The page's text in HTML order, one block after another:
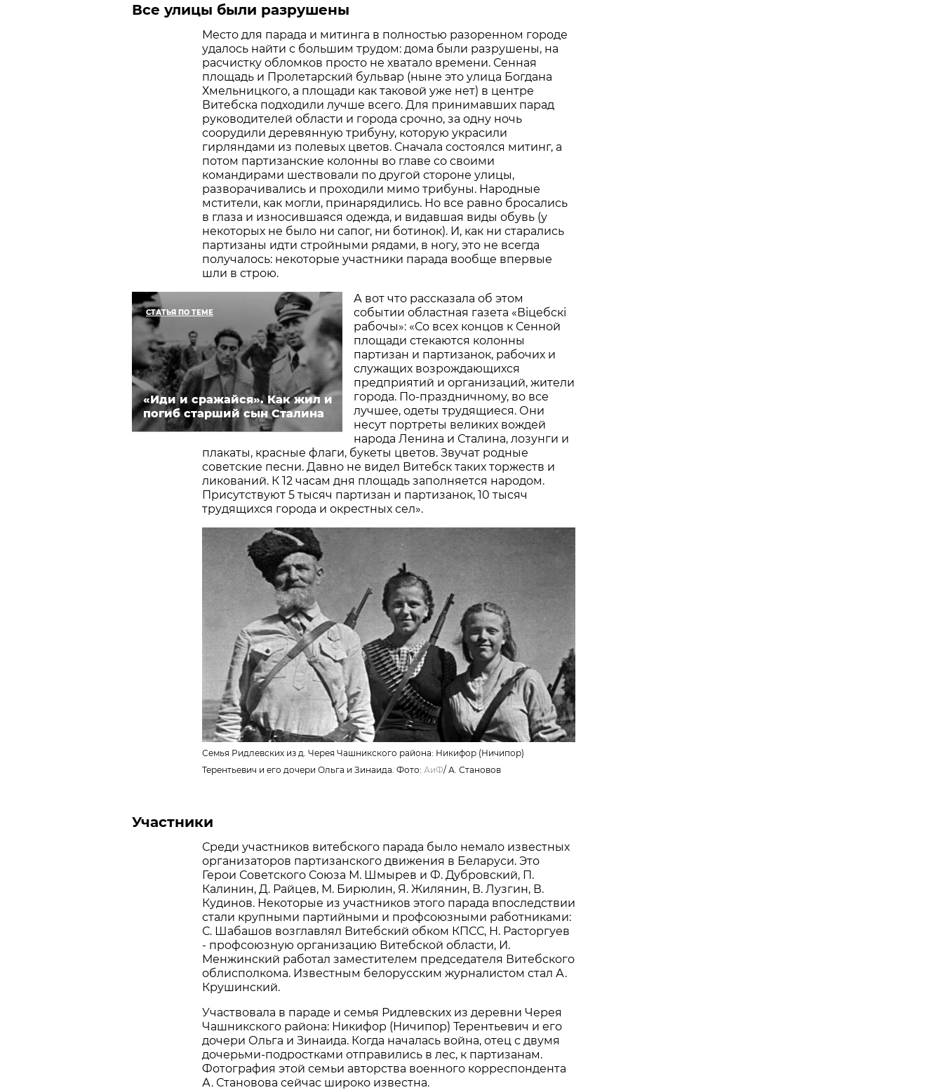
Все улицы были разрушены
Место для парада и митинга в полностью разоренном городе
удалось найти с большим трудом: дома были разрушены, на
расчистку обломков просто не хватало времени. Сенная
площадь и Пролетарский бульвар (ныне это улица Богдана
Хмельницкого, а площади как таковой уже нет) в центре
Витебска подходили лучше всего. Для принимавших парад
руководителей области и города срочно, за одну ночь
соорудили деревянную трибуну, которую украсили
гирляндами из полевых цветов. Сначала состоялся митинг, а
потом партизанские колонны во главе со своими
командирами шествовали по другой стороне улицы,
разворачивались и проходили мимо трибуны. Народные
мстители, как могли, принарядились. Но все равно бросались
в глаза и износившаяся одежда, и видавшая виды обувь (у
некоторых не было ни сапог, ни ботинок). И, как ни старались
партизаны идти стройными рядами, в ногу, это не всегда
получалось: некоторые участники парада вообще впервые
шли в строю.
СТАТЬЯ ПО ТЕМЕ
«Иди и сражайся». Как жил и
погиб старший сын Сталина
А вот что рассказала об этом
событии областная газета «Віцебскі
рабочы»: «Со всех концов к Сенной
площади стекаются колонны
партизан и партизанок, рабочих и
служащих возрождающихся
предприятий и организаций, жители
города. По-праздничному, во все
лучшее, одеты трудящиеся. Они
несут портреты великих вождей
народа Ленина и Сталина, лозунги и
плакаты, красные флаги, букеты цветов. Звучат родные
советские песни. Давно не видел Витебск таких торжеств и
ликований. К 12 часам дня площадь заполняется народом.
Присутствуют 5 тысяч партизан и партизанок, 10 тысяч
трудящихся города и окрестных сел».
Семья Ридлевских из д. Черея Чашникского района: Никифор (Ничипор)
Терентьевич и его дочери Ольга и Зинаида. Фото: АиФ/А. Становов
Участники
Среди участников витебского парада было немало известных
организаторов партизанского движения в Беларуси. Это
Герои Советского Союза М. Шмырев и Ф. Дубровский, П.
Калинин, Д. Райцев, М. Бирюлин, Я. Жилянин, В. Лузгин, В.
Кудинов. Некоторые из участников этого парада впоследствии
стали крупными партийными и профсоюзными работниками:
С. Шабашов возглавлял Витебский обком КПСС, Н. Расторгуев
- профсоюзную организацию Витебской области, И.
Менжинский работал заместителем председателя Витебского
облисполкома. Известным белорусским журналистом стал А.
Крушинский.
Участвовала в параде и семья Ридлевских из деревни Черея
Чашникского района: Никифор (Ничипор) Терентьевич и его
дочери Ольга и Зинаида. Когда началась война, отец с двумя
дочерьми-подростками отправились в лес, к партизанам.
Фотография этой семьи авторства военного корреспондента
А. Становова сейчас широко известна.